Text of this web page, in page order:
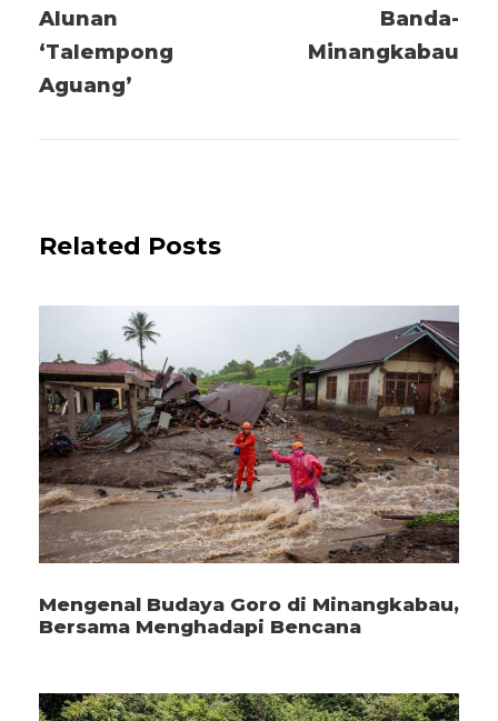
Alunan
‘Talempong
Aguang’
Banda-
Minangkabau
Related Posts
Mengenal Budaya Goro di Minangkabau,
Bersama Menghadapi Bencana